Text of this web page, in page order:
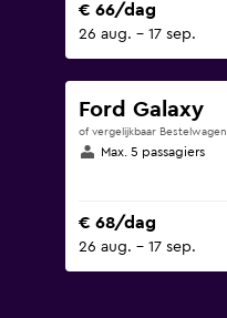
€ 66/dag
26 aug. - 17 sep.
Ford Galaxy
of vergelijkbaar Bestelwagen
Max. 5 passagiers
€ 68/dag
26 aug. - 17 sep.